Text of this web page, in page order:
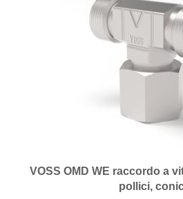
VOSS OMD WE raccordo a
pollici,